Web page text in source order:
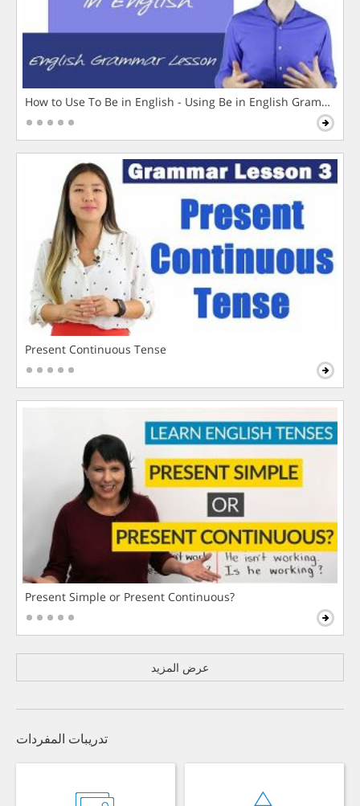
How to Use To Be in English - Using Be in English Grammar
Present Continuous Tense
Present Simple or Present Continuous?
عرض المزيد
تدريبات المفردات